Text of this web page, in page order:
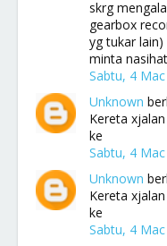
skrg
gearbox
yg tukar
minta
Sabtu, 4 Mac
Unknown
Kereta
ke
Sabtu, 4 Mac
Unknown
Kereta
ke
Sabtu, 4 Mac